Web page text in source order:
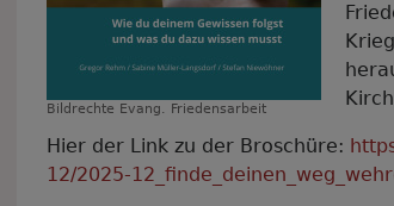
Bildrechte Evang. Friedensarbeit
Hier der Link zu der Broschüre:
12/2025-